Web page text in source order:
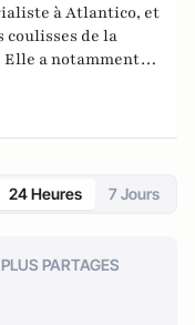
à Atlantico, et
coulisses de la
a notamment
les documentaires
24 Heures 7 Jours
PLUS PARTAGES